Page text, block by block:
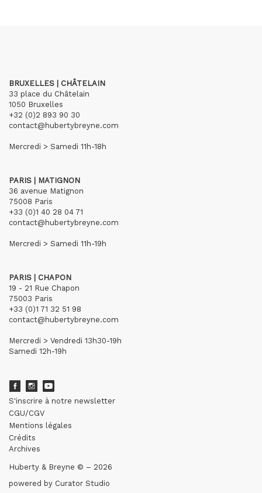
BRUXELLES | CHÂTELAIN
33 place du Châtelain
1050 Bruxelles
+32 (0)2 893 90 30
contact@hubertybreyne.com
Mercredi > Samedi 11h-18h
PARIS | MATIGNON
36 avenue Matignon
75008 Paris
+33 (0)1 40 28 04 71
contact@hubertybreyne.com
Mercredi > Samedi 11h-19h
PARIS | CHAPON
19 - 21 Rue Chapon
75003 Paris
+33 (0)1 71 32 51 98
contact@hubertybreyne.com
Mercredi > Vendredi 13h30-19h
Samedi 12h-19h
S'inscrire à notre newsletter
CGU/CGV
Mentions légales
Crédits
Archives
Huberty & Breyne © – 2026
powered by Curator Studio